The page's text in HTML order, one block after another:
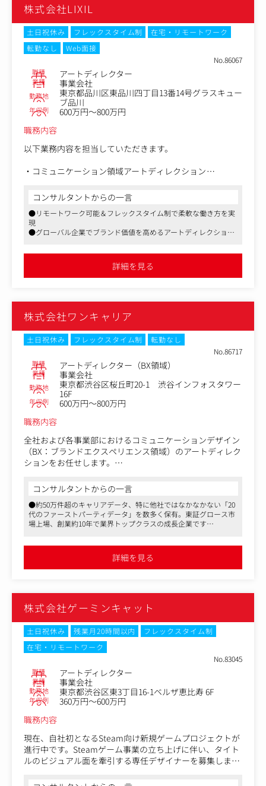
・複数のプロジェクトを並行しながら、品質とスケジュー
ルを管理する
○ブランド開発と一貫性
・デザイン業務と定期的なデザインレビューを通じたブラ
ンドの継続的発展への貢献
・グローバル市場全体にわたるブランドガイドラインおよ
びデザインシステムの継続的な整備・改善への参画
・海外地域を含めたチームと協力・連携し、グローバル基
準とローカル市場ニーズのバランスを取りブランドデザイ
ンの統一感を高める
株式会社LIXIL
土日祝休み フレックスタイム制
在宅・リモートワーク
転勤なし
Web面接
No.86067
職種 アートディレクター
業種 事業会社
勤務地
東京都品川区東品川四丁目13番14号グラスキュー
ブ品川
年収例
600万円～800万円
職務内容
以下業務内容を担当していただきます。
・コミュニケーション領域アートディレクション
広告、イベントなどのアートディレクションや監修
-ブランド価値を体現する、デジタル・フィジカルを横断
したビジュアル言語の策定
・ガナバンス強化
-社内外メンバーの連携したガイドラインやデザインシス
・外部パートナー（エージェンシー、フォトグラファー、
制作会社等）の選定とディレクション。
【出張】
・２～３回/年
コンサルタントからの一言
●リモートワーク可能＆フレックスタイム制で柔軟な働き方を実
現
●グローバル企業でブランド価値を高めるアートディレクション
詳細を見る
株式会社ワンキャリア
土日祝休み フレックスタイム制
転勤なし
No.86717
職種 アートディレクター（BX領域）
業種 事業会社
勤務地
東京都渋谷区桜丘町20-1 渋谷インフォスタワー
16F
年収例
600万円～800万円
職務内容
全社および各事業部におけるコミュニケーションデザイン
（BX：ブランドエクスペリエンス領域）のアートディレク
ションをお任せします。
課題解決に直結するクリエイティブ要件へと翻訳し、一貫
したブランド品質を担保するハブ（一次窓口・一次監修）
となっていただきます。
これまではマネージャー兼務にて案件に関する監修、管理
をしていましたが、事業拡大に伴うアウトプット増に耐え
め、その一翼を担う中核メンバーとしてジョインしていた
・全社クリエイティブのクオリティ管理および進行管理
（フィードバックとクオリティ担保）
- 社内デザイナーの制作アートディレクション
- 外部ベンダーとの制作アートディレクション
採用広報、社内エンゲージメント施策関連、ToB/ToCマー
ケティング関連（展示会、ノベルティ）、全社プロジェク
トイベントなど、多岐にわたる定常・特殊案件の品質チェ
・確立されたデザインシステムや型に基づき、外部ベンダ
ーが行うバナーやスライド等の量産・展開スピードの管理
・ブランドガイドラインの運用・審査会の実施サポート
コンサルタントからの一言
●約50万件超のキャリアデータ、特に他社ではなかなかない「20
代のファーストパーティデータ」を数多く保有。東証グロース市
場上場、創業約10年で業界トップクラスの成長企業です
伝播・浸透させていくポジションです
●フレックスタイム制導入。「くるみん認定」取得など働きやす
い環境です
詳細を見る
株式会社ゲーミンキャット
土日祝休み 残業月20時間以内
フレックスタイム制
在宅・リモートワーク
No.83045
職種 アートディレクター
業種 事業会社
勤務地 東京都渋谷区東3丁目16-1ベルザ恵比寿 6F
年収例
360万円～600万円
職務内容
現在、自社初となるSteam向け新規ゲームプロジェクトが
進行中です。Steamゲーム事業の立ち上げに伴い、タイト
ルのビジュアル面を牽引する専任デザイナーを募集しま